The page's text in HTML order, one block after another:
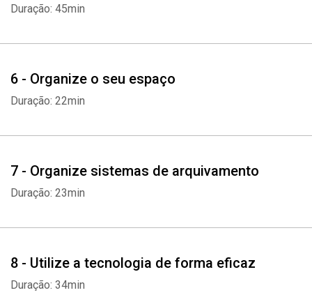
Duração: 45min
6 - Organize o seu espaço
Duração: 22min
7 - Organize sistemas de arquivamento
Duração: 23min
8 - Utilize a tecnologia de forma eficaz
Duração: 34min